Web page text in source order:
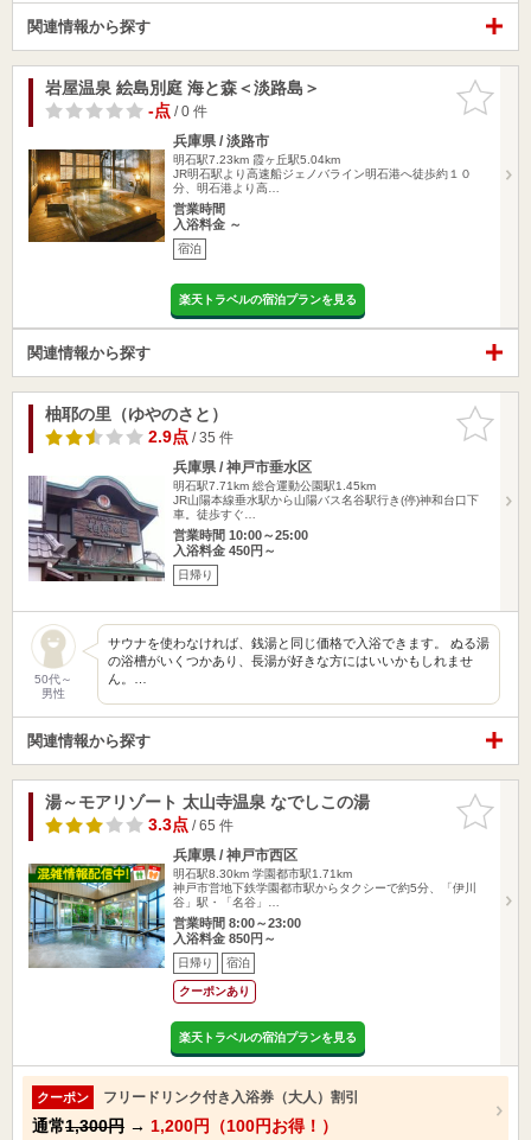
関連情報から探す
お気に入
りに追加
岩屋温泉 絵島別庭 海と森＜淡路島＞
-点/ 0 件
兵庫県 / 淡路市
明石駅7.23km 霞ヶ丘駅5.04km
JR明石駅より高速船ジェノバライン明石港へ徒歩約１０
分、明石港より高…
営業時間
入浴料金 ～
宿泊
楽天トラベルの宿泊プランを見る
関連情報から探す
お気に入
りに追加
柚耶の里（ゆやのさと）
2.9点/ 35 件
兵庫県 / 神戸市垂水区
明石駅7.71km 総合運動公園駅1.45km
JR山陽本線垂水駅から山陽バス名谷駅行き(停)神和台口下
車。徒歩すぐ…
営業時間 10:00～25:00
入浴料金 450円～
日帰り
50代～
男性
サウナを使わなければ、銭湯と同じ価格で入浴できます。 ぬる湯
の浴槽がいくつかあり、長湯が好きな方にはいいかもしれませ
ん。…
関連情報から探す
お気に入
りに追加
湯～モアリゾート 太山寺温泉 なでしこの湯
3.3点/ 65 件
兵庫県 / 神戸市西区
明石駅8.30km 学園都市駅1.71km
神戸市営地下鉄学園都市駅からタクシーで約5分、「伊川
谷」駅・「名谷」…
営業時間 8:00～23:00
入浴料金 850円～
日帰り 宿泊
クーポンあり
楽天トラベルの宿泊プランを見る
クーポン フリードリンク付き入浴券（大人）割引
通常1,300円 → 1,200円（100円お得！）